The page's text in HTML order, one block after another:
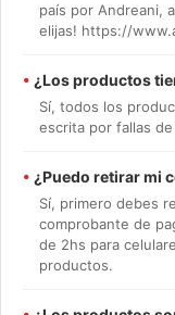
país por Andreani,
elijas! https://
• ¿Los productos
Sí, todos los
escrita por fallas
• ¿Puedo retirar mi
Sí, primero debes
comprobante de
de 2hs para
productos.